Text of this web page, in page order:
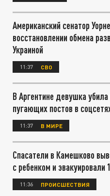
Американский сенатор
восстановлении обмена
Украиной
11:37 СВО
В Аргентине девушка
пугающих постов в
11:37 В МИРЕ
Спасатели в Камешково
с ребенком и эвакуировали
11:36 ПРОИСШЕСТВИЯ